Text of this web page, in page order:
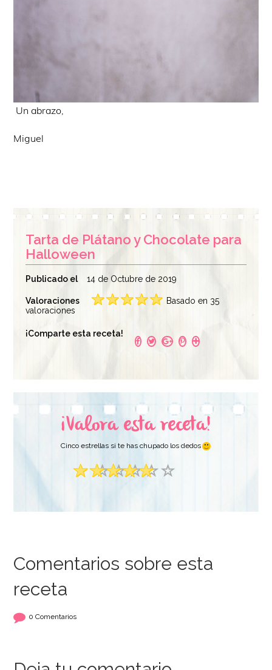
Un abrazo,
Miguel
Tarta de Plátano y Chocolate para
Halloween
Publicado el 14 de Octubre de 2019
Valoraciones
Basado en 35
valoraciones
¡Comparte esta receta!
¡Valora esta receta!
Cinco estrellas si te has chupado los dedos
Comentarios sobre esta
receta
0 Comentarios